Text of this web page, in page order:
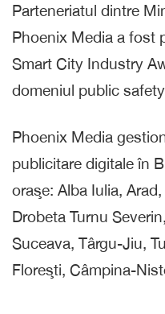
Parteneriatul dintre
Phoenix Media a fost
Smart City Industry
domeniul public
Phoenix Media
publicitare digitale în
oraşe: Alba Iulia,
Drobeta Turnu
Suceava, Târgu-Jiu,
Floreşti, Câmpina-